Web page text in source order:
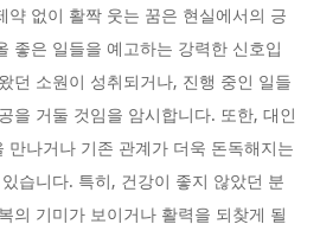
약 없이 활짝 웃는 꿈은 현실에서의 긍
좋은 일들을 예고하는 강력한 신호입
던 소원이 성취되거나, 진행 중인 일들
을 거둘 것임을 암시합니다. 또한, 대인
만나거나 기존 관계가 더욱 돈독해지는
습니다. 특히, 건강이 좋지 않았던 분
의 기미가 보이거나 활력을 되찾게 될